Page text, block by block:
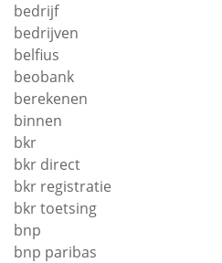
bedrijf
bedrijven
belfius
beobank
berekenen
binnen
bkr
bkr direct
bkr registratie
bkr toetsing
bnp
bnp paribas